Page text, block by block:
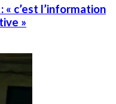
« c’est l’information
»